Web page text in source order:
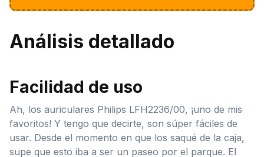
Análisis detallado
Facilidad de uso
Ah, los auriculares Philips LFH2236/00, ¡uno de mis
favoritos! Y tengo que decirte, son súper fáciles de
usar. Desde el momento en que los saqué de la caja,
supe que esto iba a ser un paseo por el parque. El